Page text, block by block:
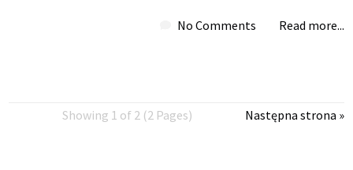
No Comments Read more...
Showing 1 of 2 (2 Pages) Następna strona »